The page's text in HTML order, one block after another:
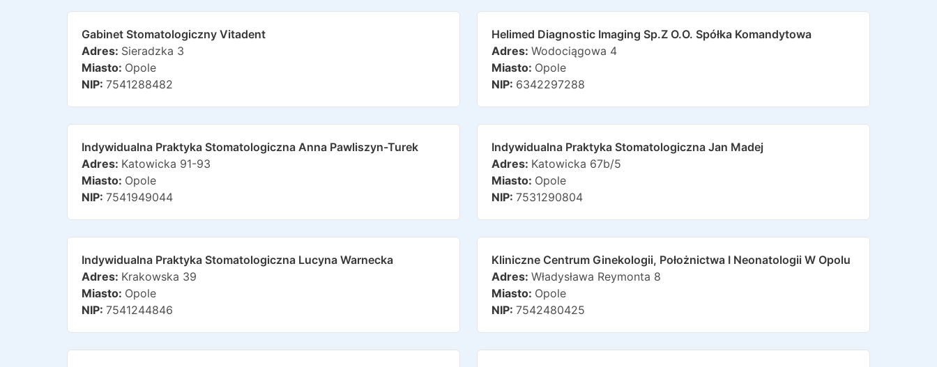
Gabinet Stomatologiczny Vitadent
Adres: Sieradzka 3
Miasto: Opole
NIP: 7541288482
Helimed Diagnostic Imaging Sp.z O.o. Spółka Komandytowa
Adres: Wodociągowa 4
Miasto: Opole
NIP: 6342297288
Indywidualna Praktyka Stomatologiczna Anna Pawliszyn-Turek
Adres: Katowicka 91-93
Miasto: Opole
NIP: 7541949044
Indywidualna Praktyka Stomatologiczna Jan Madej
Adres: Katowicka 67b/5
Miasto: Opole
NIP: 7531290804
Indywidualna Praktyka Stomatologiczna Lucyna Warnecka
Adres: Krakowska 39
Miasto: Opole
NIP: 7541244846
Kliniczne Centrum Ginekologii, Położnictwa I Neonatologii W Opolu
Adres: Władysława Reymonta 8
Miasto: Opole
NIP: 7542480425